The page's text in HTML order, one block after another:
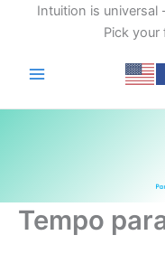
Intuition is universal
Pick your
Tempo